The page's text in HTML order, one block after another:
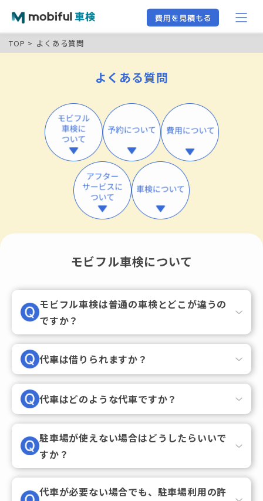
TOP よくある質問
よくある質問
モビフル車検について
モビフル車検は普通の車検とどこが違うの
ですか？
代車は借りられますか？
代車はどのような代車ですか？
駐車場が使えない場合はどうしたらいいで
すか？
代車が必要ない場合でも、駐車場利用の許